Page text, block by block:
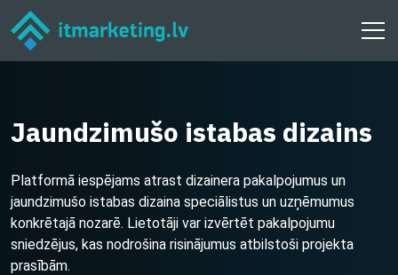
Jaundzimušo istabas dizains
Platformā iespējams atrast dizainera pakalpojumus un
jaundzimušo istabas dizaina speciālistus un uzņēmumus
konkrētajā nozarē. Lietotāji var izvērtēt pakalpojumu
sniedzējus, kas nodrošina risinājumus atbilstoši projekta
prasībām.